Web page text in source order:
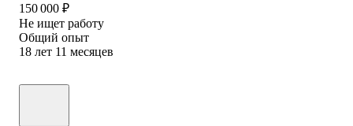
150 000 ₽
Не ищет работу
Общий опыт
18 лет 11 месяцев